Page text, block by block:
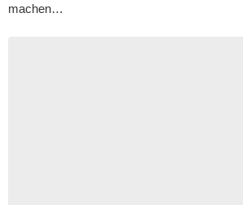
machen…